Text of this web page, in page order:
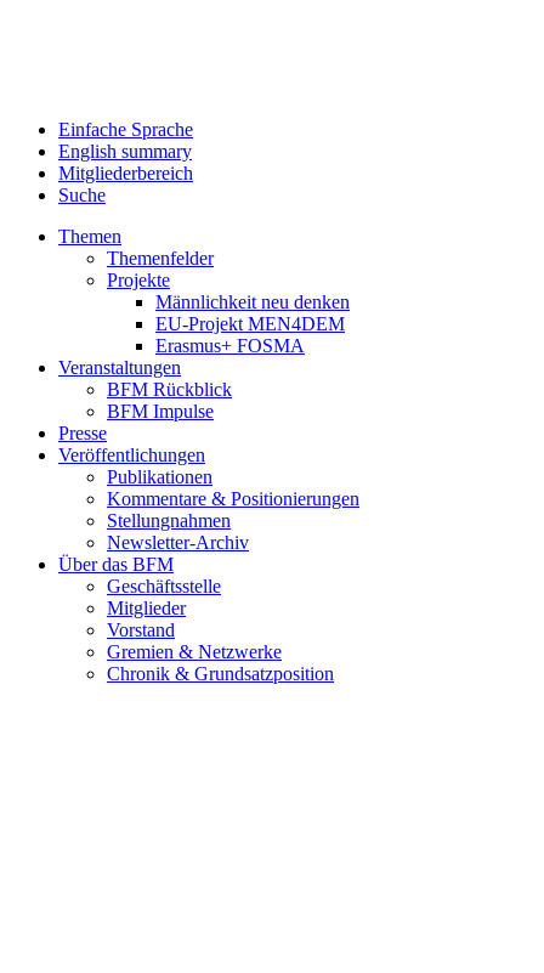
Einfache Sprache
English summary
Mitgliederbereich
Suche
Themen
Themenfelder
Projekte
Männlichkeit neu denken
EU-Projekt MEN4DEM
Erasmus+ FOSMA
Veranstaltungen
BFM Rückblick
BFM Impulse
Presse
Veröffentlichungen
Publikationen
Kommentare & Positionierungen
Stellungnahmen
Newsletter-Archiv
Über das BFM
Geschäftsstelle
Mitglieder
Vorstand
Gremien & Netzwerke
Chronik & Grundsatzposition